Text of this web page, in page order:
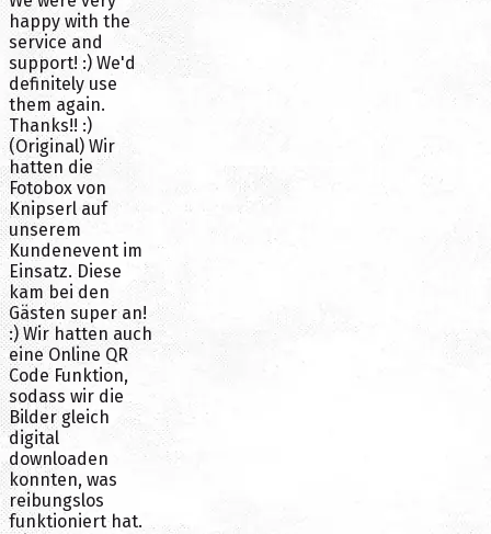
happy with the
service and
support! :) We'd
definitely use
them again.
Thanks!! :)
(Original) Wir
hatten die
Fotobox von
Knipserl auf
unserem
Kundenevent im
Einsatz. Diese
kam bei den
Gästen super an!
:) Wir hatten auch
eine Online QR
Code Funktion,
sodass wir die
Bilder gleich
digital
downloaden
konnten, was
reibungslos
funktioniert hat.